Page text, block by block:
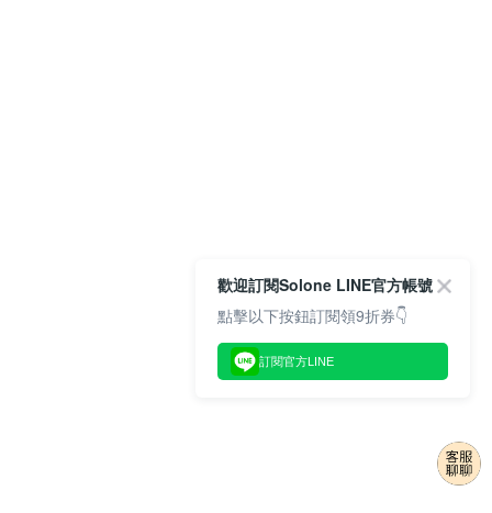
歡迎訂閱Solone LINE官方帳號
點擊以下按鈕訂閱領9折券👇
訂閱官方LINE